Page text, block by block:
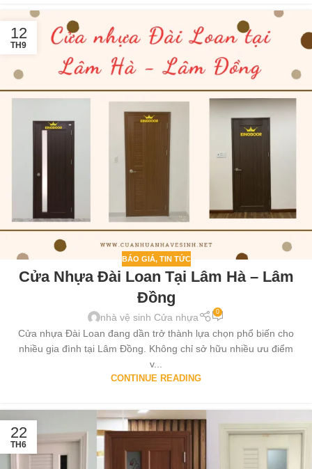
12
TH9
BÁO GIÁ, TIN TỨC
Cửa Nhựa Đài Loan Tại Lâm Hà – Lâm
Đồng
nhà vệ sinh Cửa nhựa 0
Cửa nhựa Đài Loan đang dần trở thành lựa chọn phổ biến cho
nhiều gia đình tại Lâm Đồng. Không chỉ sở hữu nhiều ưu điểm
v...
CONTINUE READING
22
TH6